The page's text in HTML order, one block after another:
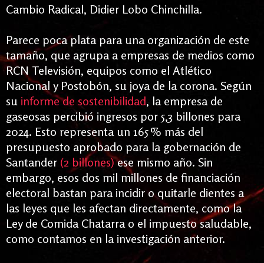
Cambio Radical, Didier Lobo Chinchilla.
Parece poca plata para una organización de este
tamaño, que agrupa a empresas de medios como
RCN Televisión, equipos como el Atlético
Nacional y Postobón, su joya de la corona. Según
su informe de sostenibilidad, la empresa de
gaseosas percibió ingresos por 5,3 billones para
2024. Esto representa un 165 % más del
presupuesto aprobado para la gobernación de
Santander (2 billones)ese mismo año. Sin
embargo, esos dos mil millones de financiación
electoral bastan para incidir o quitarle dientes a
las leyes que les afectan directamente, como la
Ley de Comida Chatarra o el impuesto saludable,
como contamos en la investigación anterior.